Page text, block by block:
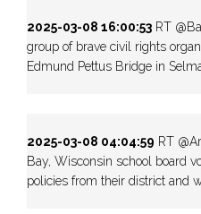
2025-03-08 16:00:53 RT
group of brave civil rights
Edmund Pettus Bridge in
2025-03-08 04:04:59 RT
Bay, Wisconsin school board
policies from their district and